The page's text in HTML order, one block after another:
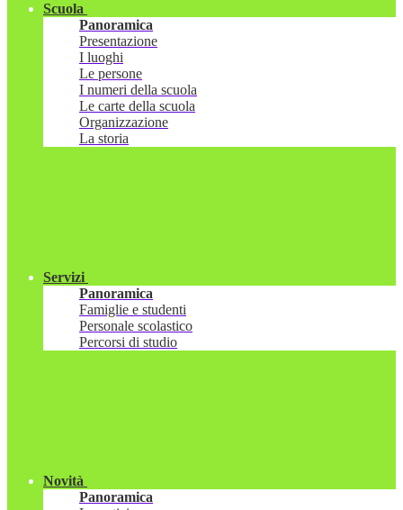
Scuola
Panoramica
Presentazione
I luoghi
Le persone
I numeri della scuola
Le carte della scuola
Organizzazione
La storia
Servizi
Panoramica
Famiglie e studenti
Personale scolastico
Percorsi di studio
Novità
Panoramica